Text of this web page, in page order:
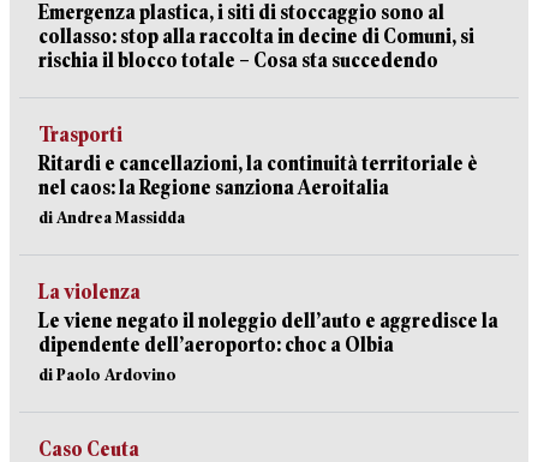
Emergenza plastica, i siti di stoccaggio sono al
collasso: stop alla raccolta in decine di Comuni, si
rischia il blocco totale – Cosa sta succedendo
Trasporti
Ritardi e cancellazioni, la continuità territoriale è
nel caos: la Regione sanziona Aeroitalia
di Andrea Massidda
La violenza
Le viene negato il noleggio dell’auto e aggredisce la
dipendente dell’aeroporto: choc a Olbia
di Paolo Ardovino
Caso Ceuta